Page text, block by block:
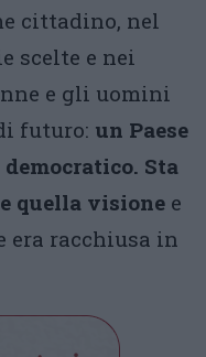
cittadino, nel
scelte e nei
e gli uomini
futuro: un Paese
Sta
quella visione e
era racchiusa in